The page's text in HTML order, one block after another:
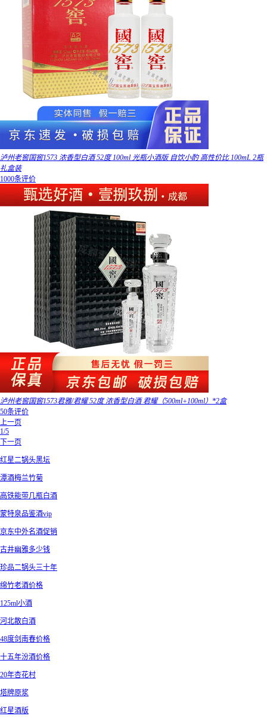
泸州老窖国窖1573 浓香型白酒 52度 100ml 光瓶小酒版 自饮小酌 高性价比 100mL 2瓶
礼盒装
1000条评价
泸州老窖国窖1573君雅/君耀 52度 浓香型白酒 君耀（500ml+100ml）*2盒
50条评价
上一页
1/5
下一页
红星二锅头黑坛
潭酒梅兰竹菊
高铁能带几瓶白酒
蒙特泉品鉴酒vip
京东中外名酒促销
古井幽雅多少钱
珍品二锅头三十年
绵竹老酒价格
125ml小酒
河北散白酒
48度剑南春价格
十五年汾酒价格
20年杏花村
塔牌原浆
红星酒版